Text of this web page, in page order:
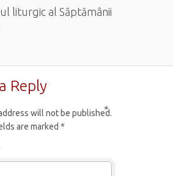
liturgic al Săptămânii
Reply
will not be published.
are marked *
*